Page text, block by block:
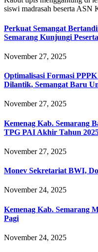
siswi madrasah beserta
Perkuat Semangat
Semarang Kunjungi
November 27, 2025
Optimalisasi Formasi
Dilantik, Semangat Baru
November 27, 2025
Kemenag Kab. Semarang
TPG PAI Akhir Tahun
November 27, 2025
Monev Sekretariat BWI,
November 24, 2025
Kemenag Kab. Semarang
Pagi
November 24, 2025